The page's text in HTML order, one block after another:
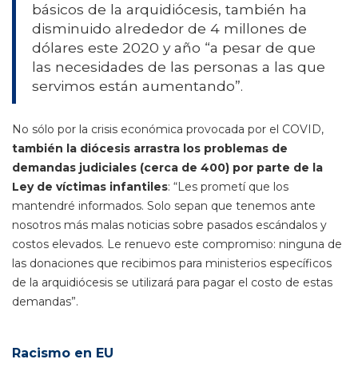
básicos de la arquidiócesis, también ha
disminuido alrededor de 4 millones de
dólares este 2020 y año “a pesar de que
las necesidades de las personas a las que
servimos están aumentando”.
No sólo por la crisis económica provocada por el COVID,
también la diócesis arrastra los problemas de
demandas judiciales (cerca de 400) por parte de la
Ley de víctimas infantiles: “Les prometí que los
mantendré informados. Solo sepan que tenemos ante
nosotros más malas noticias sobre pasados escándalos y
costos elevados. Le renuevo este compromiso: ninguna de
las donaciones que recibimos para ministerios específicos
de la arquidiócesis se utilizará para pagar el costo de estas
demandas”.
Racismo en EU